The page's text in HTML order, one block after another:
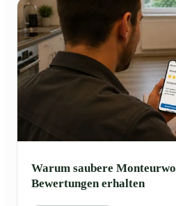
Warum saubere
Bewertungen erhalten